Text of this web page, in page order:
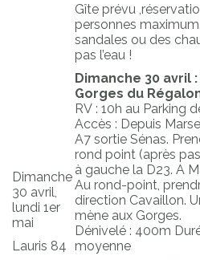
Dimanche
30 avril,
lundi 1er
mai
Lauris 84
Gîte prévu
personnes
sandales ou des
pas l’eau !
Dimanche 30 avril
Gorges du
RV : 10h au Parking
Accès : Depuis
A7 sortie Sénas.
rond point (après
à gauche la D23. A
Au rond-point,
direction Cavaillon.
mène aux Gorges.
Dénivelé : 400m
moyenne